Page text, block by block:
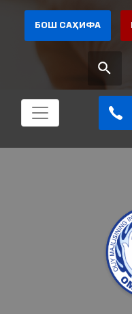
БОШ САҲИФА